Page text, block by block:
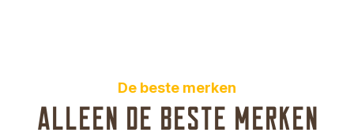
De beste merken
Alleen de beste merken